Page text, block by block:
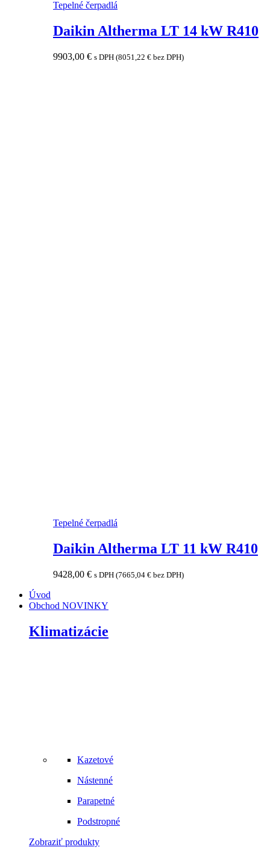
Tepelné čerpadlá
Daikin Altherma LT 14 kW R410
9903,00 € s DPH (8051,22 € bez DPH)
Tepelné čerpadlá
Daikin Altherma LT 11 kW R410
9428,00 € s DPH (7665,04 € bez DPH)
Úvod
Obchod NOVINKY
Klimatizácie
Kazetové
Nástenné
Parapetné
Podstropné
Zobraziť produkty